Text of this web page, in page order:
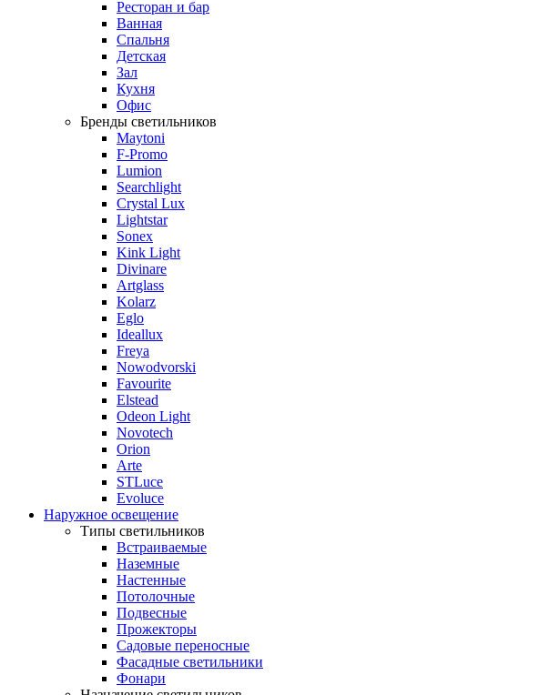
Ресторан и бар
Ванная
Спальня
Детская
Зал
Кухня
Офис
Бренды светильников
Maytoni
F-Promo
Lumion
Searchlight
Crystal Lux
Lightstar
Sonex
Kink Light
Divinare
Artglass
Kolarz
Eglo
Ideallux
Freya
Nowodvorski
Favourite
Elstead
Odeon Light
Novotech
Orion
Arte
STLuce
Evoluce
Наружное освещение
Типы светильников
Встраиваемые
Наземные
Настенные
Потолочные
Подвесные
Прожекторы
Садовые переносные
Фасадные светильники
Фонари